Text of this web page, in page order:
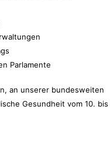
Parlamente
an unserer bundesweiten
Gesundheit vom 10. bis